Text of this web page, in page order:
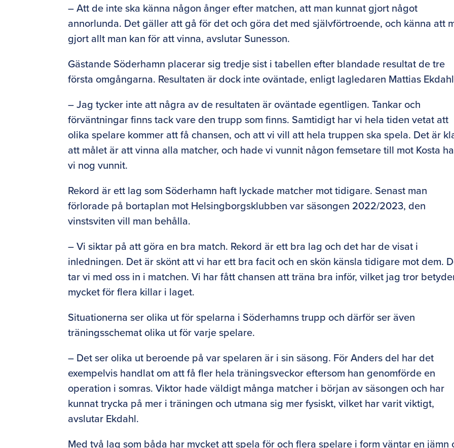
– Att de inte ska känna någon ånger efter matchen, att man kunnat gjort något
annorlunda. Det gäller att gå för det och göra det med självförtroende, och känna att
gjort allt man kan för att vinna, avslutar Sunesson.
Gästande Söderhamn placerar sig tredje sist i tabellen efter blandade resultat de tre
första omgångarna. Resultaten är dock inte oväntade, enligt lagledaren Mattias
– Jag tycker inte att några av de resultaten är oväntade egentligen. Tankar och
förväntningar finns tack vare den trupp som finns. Samtidigt har vi hela tiden vetat att
olika spelare kommer att få chansen, och att vi vill att hela truppen ska spela. Det är
att målet är att vinna alla matcher, och hade vi vunnit någon femsetare till mot Kosta
vi nog vunnit.
Rekord är ett lag som Söderhamn haft lyckade matcher mot tidigare. Senast man
förlorade på bortaplan mot Helsingborgsklubben var säsongen 2022/2023, den
vinstsviten vill man behålla.
– Vi siktar på att göra en bra match. Rekord är ett bra lag och det har de visat i
inledningen. Det är skönt att vi har ett bra facit och en skön känsla tidigare mot dem.
tar vi med oss in i matchen. Vi har fått chansen att träna bra inför, vilket jag tror
mycket för flera killar i laget.
Situationerna ser olika ut för spelarna i Söderhamns trupp och därför ser även
träningsschemat olika ut för varje spelare.
– Det ser olika ut beroende på var spelaren är i sin säsong. För Anders del har det
exempelvis handlat om att få fler hela träningsveckor eftersom han genomförde en
operation i somras. Viktor hade väldigt många matcher i början av säsongen och har
kunnat trycka på mer i träningen och utmana sig mer fysiskt, vilket har varit viktigt,
avslutar Ekdahl.
Med två lag som båda har mycket att spela för och flera spelare i form väntar en jämn